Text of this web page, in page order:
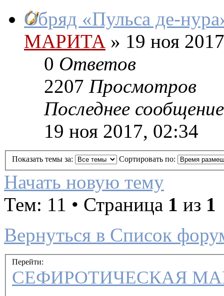
Обряд «Пульса де-
МАРИТА » 19 ноя
0 Ответов
2207 Просмотров
Последнее сообщение
19 ноя 2017, 02:34
Показать темы за: Сортировать по:
Начать новую тему
Тем: 11 • Страница 1 из 1
Вернуться в Список
Перейти: